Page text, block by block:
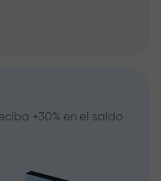
+30% en el saldo